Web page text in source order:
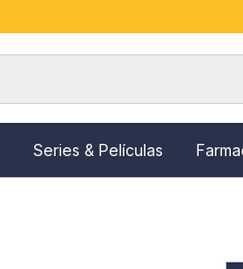
Series & Películas